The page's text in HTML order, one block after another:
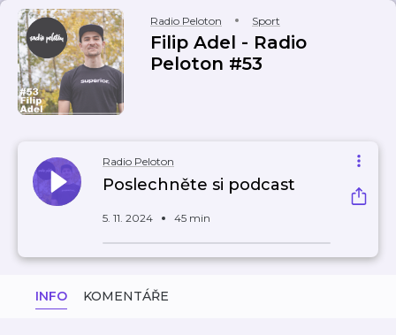
Radio Peloton Sport
Filip Adel - Radio
Peloton #53
Radio Peloton
Poslechněte si podcast
5. 11. 2024 45 min
INFO KOMENTÁŘE